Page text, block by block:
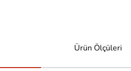
Ürün Ölçüleri